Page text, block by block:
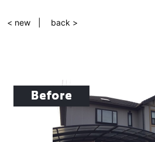
< new back >